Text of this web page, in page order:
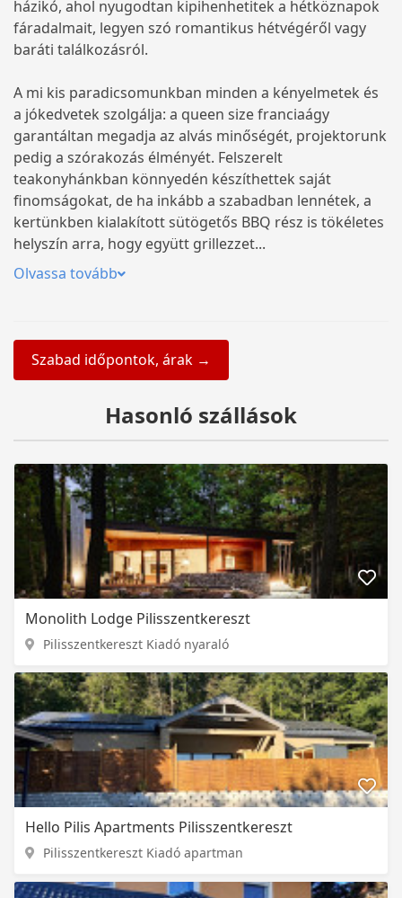
házikó, ahol nyugodtan kipihenhetitek a hétköznapok
fáradalmait, legyen szó romantikus hétvégéről vagy
baráti találkozásról.
A mi kis paradicsomunkban minden a kényelmetek és
a jókedvetek szolgálja: a queen size franciaágy
garantáltan megadja az alvás minőségét, projektorunk
pedig a szórakozás élményét. Felszerelt
teakonyhánkban könnyedén készíthettek saját
finomságokat, de ha inkább a szabadban lennétek, a
kertünkben kialakított sütögetős BBQ rész is tökéletes
helyszín arra, hogy együtt grillezzet...
Olvassa tovább
Szabad időpontok, árak →
Hasonló szállások
Monolith Lodge Pilisszentkereszt
Pilisszentkereszt Kiadó nyaraló
Hello Pilis Apartments Pilisszentkereszt
Pilisszentkereszt Kiadó apartman